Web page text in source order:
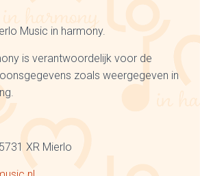
O
Music in harmony.
is verantwoordelijk voor de
zoals weergegeven in
XR Mierlo